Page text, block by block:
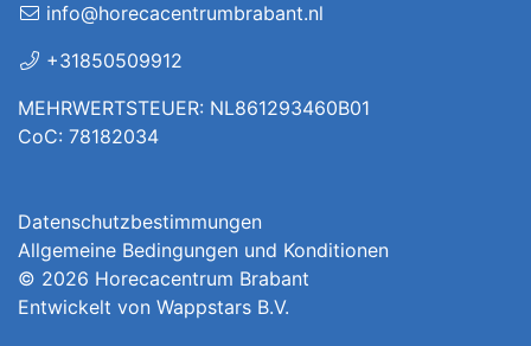
info@horecacentrumbrabant.nl
+31850509912
MEHRWERTSTEUER: NL861293460B01
CoC: 78182034
Datenschutzbestimmungen
Allgemeine Bedingungen und Konditionen
© 2026 Horecacentrum Brabant
Entwickelt von Wappstars B.V.